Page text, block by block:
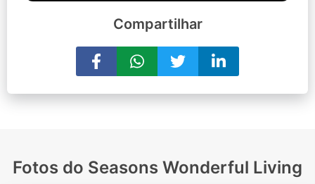
Compartilhar
Fotos do Seasons Wonderful Living